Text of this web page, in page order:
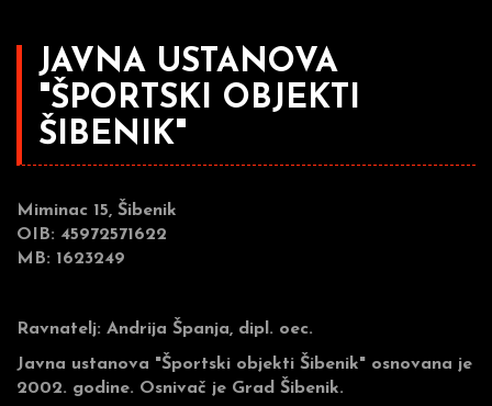
JAVNA USTANOVA
"ŠPORTSKI OBJEKTI
ŠIBENIK"
Miminac 15, Šibenik
OIB: 45972571622
MB: 1623249
Ravnatelj: Andrija Španja, dipl. oec.
Javna ustanova "Športski objekti Šibenik" osnovana je
2002. godine. Osnivač je Grad Šibenik.